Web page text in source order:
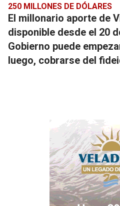
250 MILLONES DE DÓLARES
El millonario aporte de
disponible desde el 20
Gobierno puede
luego, cobrarse del